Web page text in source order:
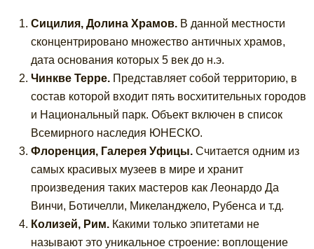
Сицилия, Долина Храмов. В данной местности
сконцентрировано множество античных храмов,
дата основания которых 5 век до н.э.
Чинкве Терре. Представляет собой территорию, в
состав которой входит пять восхитительных городов
и Национальный парк. Объект включен в список
Всемирного наследия ЮНЕСКО.
Флоренция, Галерея Уфицы. Считается одним из
самых красивых музеев в мире и хранит
произведения таких мастеров как Леонардо Да
Винчи, Ботичелли, Микеланджело, Рубенса и т.д.
Колизей, Рим. Какими только эпитетами не
называют это уникальное строение: воплощение